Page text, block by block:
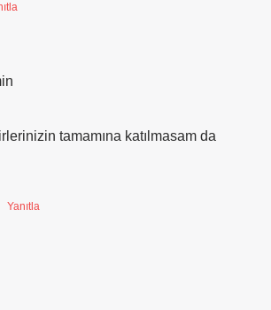
tamamına katılmasam da
Yanıtla